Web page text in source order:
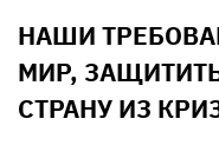
НАШИ
МИР,
СТРАНУ ИЗ